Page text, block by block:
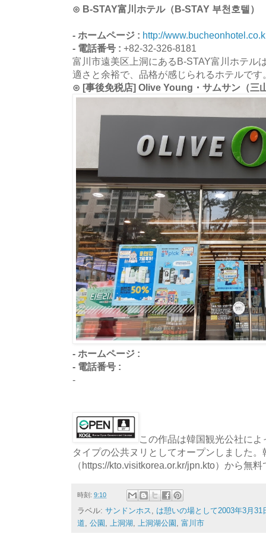
⊙ B-STAY富川ホテル（B-STAY 부천호텔）
- ホームページ : http://
- 電話番号 : +82-32-326-8181
富川市遠美区上洞にあるB-STAY富川ホテル
適さと余裕で、品格が感じられるホテルです
⊙ [事後免税店] Olive Young・サムサン（三
- ホームページ :
- 電話番号 :
-
この作品は韓国観光公社に
タイプの公共ヌリとしてオープンしました。
（https://kto.visitkorea.or.kr/jpn.kto）から無
時刻: 9:10
ラベル: サンドンホス, は憩いの場として2003年3月
道, 公園 , 上洞湖, 上洞湖公園 , 富川市